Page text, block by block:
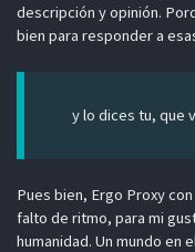
descripción y opinión.
bien para responder a
y lo dices tu, que
Pues bien, Ergo Proxy
falto de ritmo, para mi
humanidad. Un mundo en